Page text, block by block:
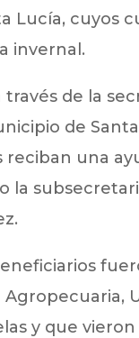
Lucía, cuyos
invernal.
de la
de
reciban una
la
y que